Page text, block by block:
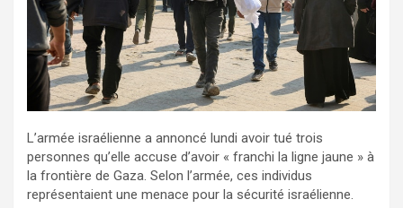
L’armée israélienne a annoncé lundi avoir tué trois
personnes qu’elle accuse d’avoir « franchi la ligne jaune » à
la frontière de Gaza. Selon l’armée, ces individus
représentaient une menace pour la sécurité israélienne.